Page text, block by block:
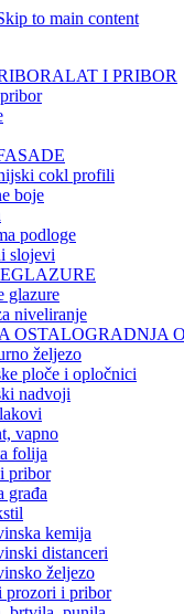
to main content
ALAT I PRIBOR
cokl profili
boje
podloge
slojevi
GLAZURE
glazure
niveliranje
GRADNJA
željezo
ploče i opločnici
nadvoji
vapno
folija
pribor
građa
kemija
distanceri
željezo
prozori i pribor